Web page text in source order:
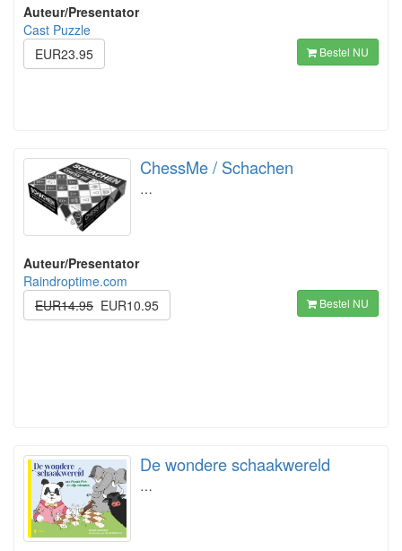
Auteur/Presentator
Cast Puzzle
EUR23.95
Bestel NU
ChessMe / Schachen
…
Auteur/Presentator
Raindroptime.com
EUR14.95 EUR10.95 Bestel NU
De wondere schaakwereld
…